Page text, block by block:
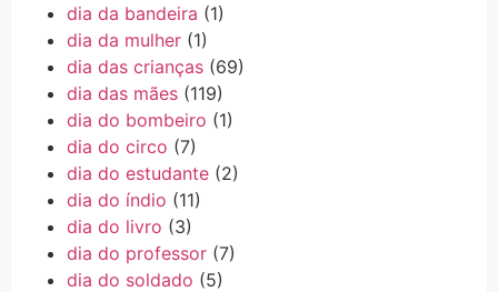
dia da bandeira (1)
dia da mulher (1)
dia das crianças (69)
dia das mães (119)
dia do bombeiro (1)
dia do circo (7)
dia do estudante (2)
dia do índio (11)
dia do livro (3)
dia do professor (7)
dia do soldado (5)